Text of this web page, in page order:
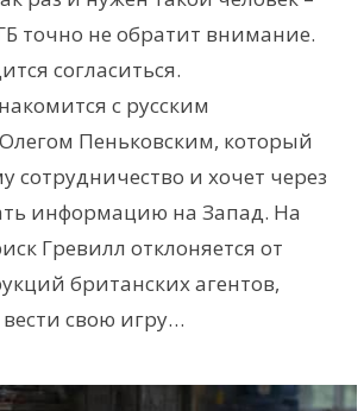
точно не обратит внимание.
согласиться.
с русским
Пеньковским, который
сотрудничество и хочет через
информацию на Запад. На
Гревилл отклоняется от
британских агентов,
свою игру…